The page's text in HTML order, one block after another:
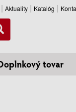
Aktuality Katalóg
tovar